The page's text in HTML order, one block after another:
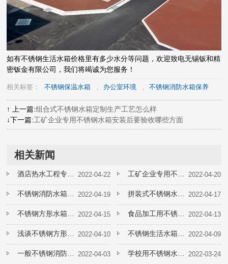
如有不锈钢生活水箱价格里有多少水分等问题，欢迎致电无锡钣和精
密钣金有限公司，我们将竭诚为您服务！
相关标签： 不锈钢保温水箱 , 办公室环境 , 不锈钢消防水箱保养
↑ 上一篇:组合式不锈钢水箱定制生产工艺怎么样
↓下一篇:工矿企业专用不锈钢水箱安装后要验收哪些方面
相关新闻
2022-04-22
酒店热水工程专用不锈钢保温水箱如何延长使用寿命 2022-04-20
工矿企业专用不锈钢水箱如何延长使用寿命
2022-04-19
不锈钢消防水箱定制生产工艺怎么样 2022-04-17
拼装式不锈钢水箱表面生锈了如何处理
2022-04-15
不锈钢方形水箱日常保养手册要收好 2022-04-13
食品加工用不锈钢水箱定制的成本高不高
2022-04-10
浅谈不锈钢方形水箱定制如何选择板材 2022-04-09
不锈钢生活水箱维修和保养问题如何解决
2022-04-03
一般不锈钢消防水箱加工厂家如何报价 2022-03-24
学校用不锈钢水箱安装时要注意哪些问题